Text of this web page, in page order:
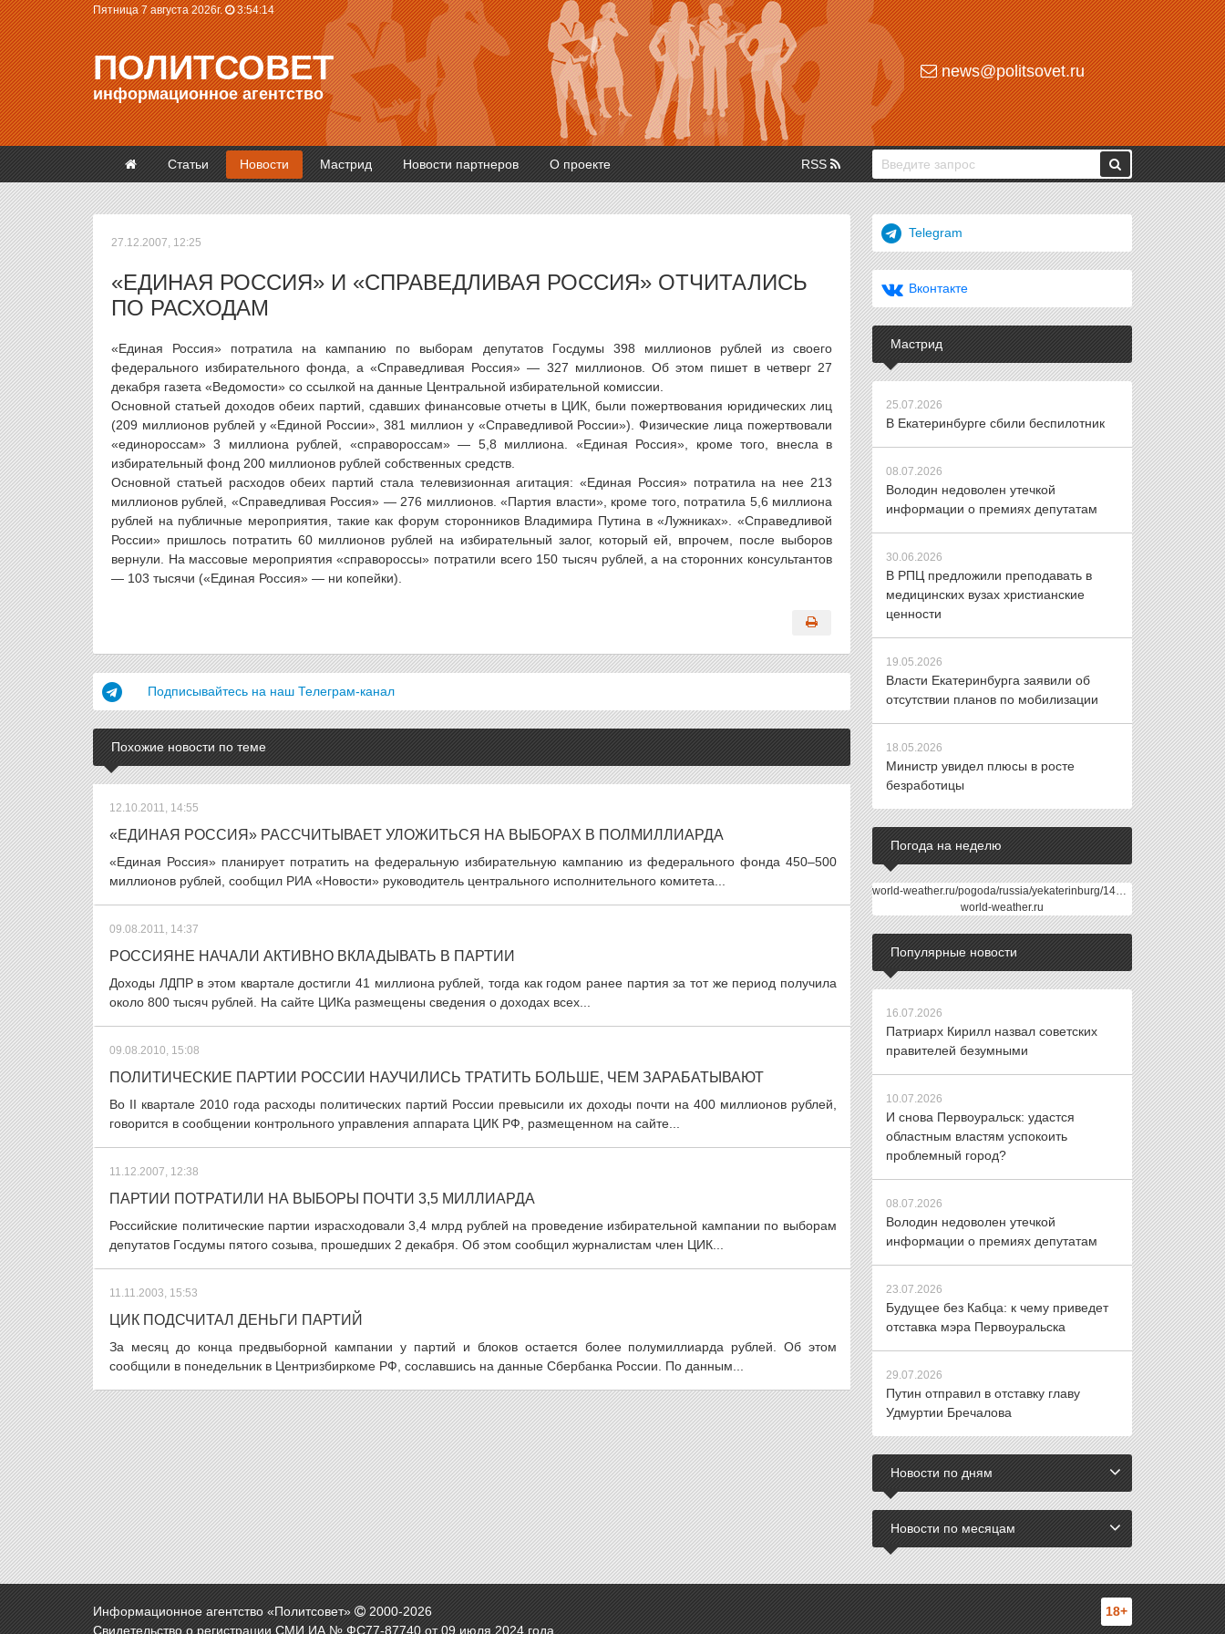
Пятница 7 августа 2026г. 3:54:14
ПОЛИТСОВЕТ
информационное агентство
news@politsovet.ru
Статьи Новости Мастрид Новости партнеров О проекте RSS
27.12.2007, 12:25
«ЕДИНАЯ РОССИЯ» И «СПРАВЕДЛИВАЯ РОССИЯ» ОТЧИТАЛИСЬ
ПО РАСХОДАМ
«Единая Россия» потратила на кампанию по выборам депутатов Госдумы 398 миллионов рублей из своего
федерального избирательного фонда, а «Справедливая Россия» — 327 миллионов. Об этом пишет в четверг 27
декабря газета «Ведомости» со ссылкой на данные Центральной избирательной комиссии.
Основной статьей доходов обеих партий, сдавших финансовые отчеты в ЦИК, были пожертвования юридических лиц
(209 миллионов рублей у «Единой России», 381 миллион у «Справедливой России»). Физические лица пожертвовали
«единороссам» 3 миллиона рублей, «справороссам» — 5,8 миллиона. «Единая Россия», кроме того, внесла в
избирательный фонд 200 миллионов рублей собственных средств.
Основной статьей расходов обеих партий стала телевизионная агитация: «Единая Россия» потратила на нее 213
миллионов рублей, «Справедливая Россия» — 276 миллионов. «Партия власти», кроме того, потратила 5,6 миллиона
рублей на публичные мероприятия, такие как форум сторонников Владимира Путина в «Лужниках». «Справедливой
России» пришлось потратить 60 миллионов рублей на избирательный залог, который ей, впрочем, после выборов
вернули. На массовые мероприятия «справороссы» потратили всего 150 тысяч рублей, а на сторонних консультантов
— 103 тысячи («Единая Россия» — ни копейки).
Подписывайтесь на наш Телеграм-канал
Похожие новости по теме
12.10.2011, 14:55
«ЕДИНАЯ РОССИЯ» РАССЧИТЫВАЕТ УЛОЖИТЬСЯ НА ВЫБОРАХ В ПОЛМИЛЛИАРДА
«Единая Россия» планирует потратить на федеральную избирательную кампанию из федерального фонда 450–500
миллионов рублей, сообщил РИА «Новости» руководитель центрального исполнительного комитета...
09.08.2011, 14:37
РОССИЯНЕ НАЧАЛИ АКТИВНО ВКЛАДЫВАТЬ В ПАРТИИ
Доходы ЛДПР в этом квартале достигли 41 миллиона рублей, тогда как годом ранее партия за тот же период получила
около 800 тысяч рублей. На сайте ЦИКа размещены сведения о доходах всех...
09.08.2010, 15:08
ПОЛИТИЧЕСКИЕ ПАРТИИ РОССИИ НАУЧИЛИСЬ ТРАТИТЬ БОЛЬШЕ, ЧЕМ ЗАРАБАТЫВАЮТ
Во II квартале 2010 года расходы политических партий России превысили их доходы почти на 400 миллионов рублей,
говорится в сообщении контрольного управления аппарата ЦИК РФ, размещенном на сайте...
11.12.2007, 12:38
ПАРТИИ ПОТРАТИЛИ НА ВЫБОРЫ ПОЧТИ 3,5 МИЛЛИАРДА
Российские политические партии израсходовали 3,4 млрд рублей на проведение избирательной кампании по выборам
депутатов Госдумы пятого созыва, прошедших 2 декабря. Об этом сообщил журналистам член ЦИК...
11.11.2003, 15:53
ЦИК ПОДСЧИТАЛ ДЕНЬГИ ПАРТИЙ
За месяц до конца предвыборной кампании у партий и блоков остается более полумиллиарда рублей. Об этом
сообщили в понедельник в Центризбиркоме РФ, сославшись на данные Сбербанка России. По данным...
Telegram
Вконтакте
Мастрид
25.07.2026
В Екатеринбурге сбили беспилотник
08.07.2026
Володин недоволен утечкой
информации о премиях депутатам
30.06.2026
В РПЦ предложили преподавать в
медицинских вузах христианские
ценности
19.05.2026
Власти Екатеринбурга заявили об
отсутствии планов по мобилизации
18.05.2026
Министр увидел плюсы в росте
безработицы
Погода на неделю
world-weather.ru/pogoda/russia/yekaterinburg/14days/
world-weather.ru
Популярные новости
16.07.2026
Патриарх Кирилл назвал советских
правителей безумными
10.07.2026
И снова Первоуральск: удастся
областным властям успокоить
проблемный город?
08.07.2026
Володин недоволен утечкой
информации о премиях депутатам
23.07.2026
Будущее без Кабца: к чему приведет
отставка мэра Первоуральска
29.07.2026
Путин отправил в отставку главу
Удмуртии Бречалова
Новости по дням
Новости по месяцам
Информационное агентство «Политсовет» 2000-2026
Свидетельство о регистрации СМИ ИА № ФС77-87740 от 09 июля 2024 года.
18+